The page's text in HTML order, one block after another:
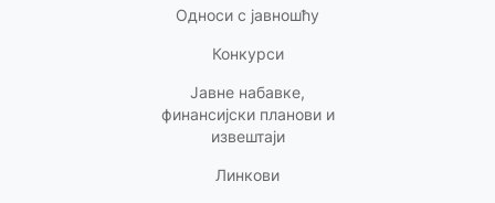
Односи с јавношћу
Конкурси
Јавне набавке,
финансијски планови и
извештаји
Линкови